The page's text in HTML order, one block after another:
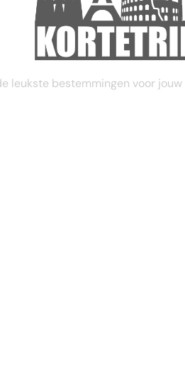
STEL JE EIGEN
leukste bestemmingen voor